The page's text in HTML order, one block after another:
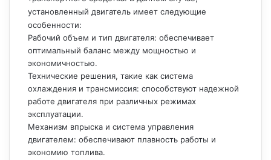
установленный двигатель имеет следующие
особенности:
Рабочий объем и тип двигателя: обеспечивает
оптимальный баланс между мощностью и
экономичностью.
Технические решения, такие как система
охлаждения и трансмиссия: способствуют надежной
работе двигателя при различных режимах
эксплуатации.
Механизм впрыска и система управления
двигателем: обеспечивают плавность работы и
экономию топлива.